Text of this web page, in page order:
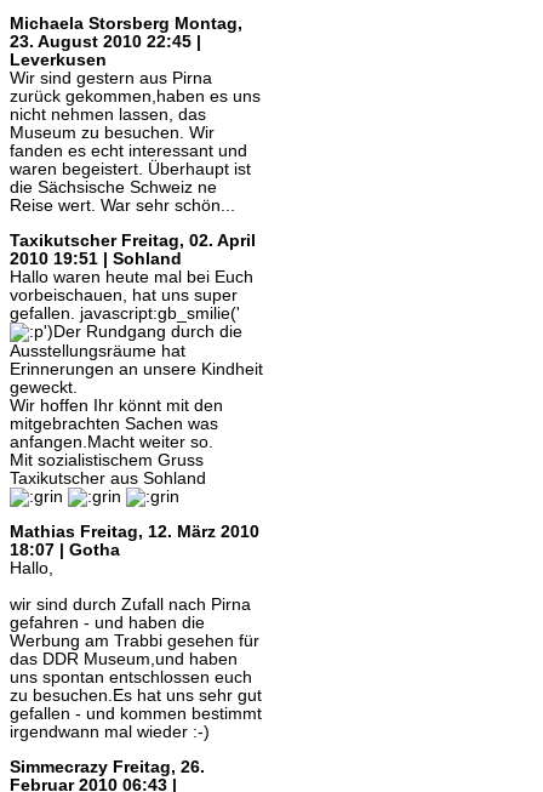
Michaela Storsberg Montag,
23. August 2010 22:45 |
Leverkusen
Wir sind gestern aus Pirna
zurück gekommen,haben es uns
nicht nehmen lassen, das
Museum zu besuchen. Wir
fanden es echt interessant und
waren begeistert. Überhaupt ist
die Sächsische Schweiz ne
Reise wert. War sehr schön...
Taxikutscher Freitag, 02. April
2010 19:51 | Sohland
Hallo waren heute mal bei Euch
vorbeischauen, hat uns super
gefallen. javascript:gb_smilie('
')Der Rundgang durch die
Ausstellungsräume hat
Erinnerungen an unsere Kindheit
geweckt.
Wir hoffen Ihr könnt mit den
mitgebrachten Sachen was
anfangen.Macht weiter so.
Mit sozialistischem Gruss
Taxikutscher aus Sohland
Mathias Freitag, 12. März 2010
18:07 | Gotha
Hallo,
wir sind durch Zufall nach Pirna
gefahren - und haben die
Werbung am Trabbi gesehen für
das DDR Museum,und haben
uns spontan entschlossen euch
zu besuchen.Es hat uns sehr gut
gefallen - und kommen bestimmt
irgendwann mal wieder :-)
Simmecrazy Freitag, 26.
Februar 2010 06:43 |